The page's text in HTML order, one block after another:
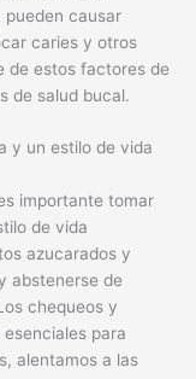
pueden causar
caries y otros
de estos factores de
de salud bucal.
y un estilo de vida
importante tomar
de vida
azucarados y
abstenerse de
chequeos y
para
alentamos a las